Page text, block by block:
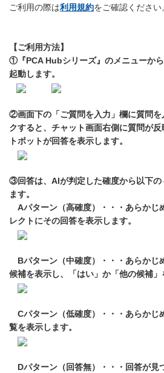
ご利用の際は利用規約をご確認ください
【ご利用方法】
①『PCA Hubシリーズ』のメニューか
起動します。
②画面下の「ご質問を入力」欄に質問を
クすると、チャット画面右側に質問が
トボットが回答を表示します。
③回答は、AIが判定した確度から以下の
ます。
Aパターン（高確度）・・・あらかじ
レクトにその回答を表示します。
Bパターン（中確度）・・・あらかじ
候補を表示し、「はい」か「他の候補」
Cパターン（低確度）・・・あらかじ
覧を表示します。
Dパターン（回答無）・・・回答が見